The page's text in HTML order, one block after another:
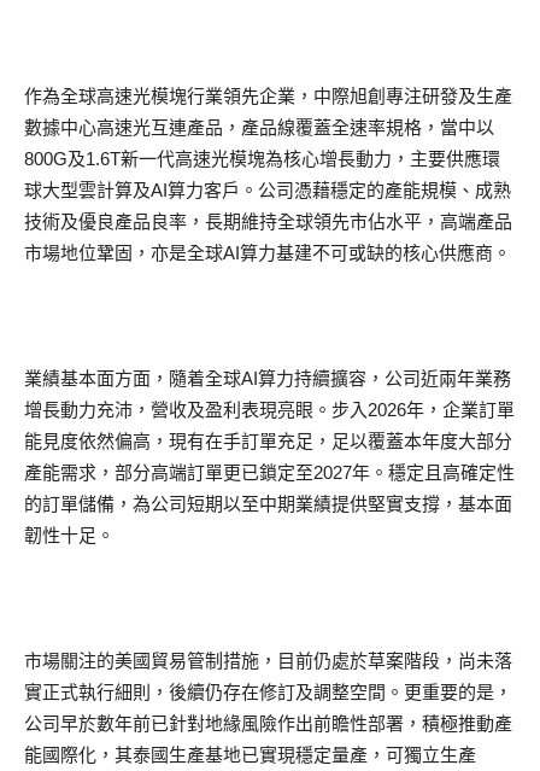
作為全球高速光模塊行業領先企業，中際旭創專注研發及生產
數據中心高速光互連產品，產品線覆蓋全速率規格，當中以
800G及1.6T新一代高速光模塊為核心增長動力，主要供應環
球大型雲計算及AI算力客戶。公司憑藉穩定的產能規模、成熟
技術及優良產品良率，長期維持全球領先市佔水平，高端產品
市場地位鞏固，亦是全球AI算力基建不可或缺的核心供應商。
業績基本面方面，隨着全球AI算力持續擴容，公司近兩年業務
增長動力充沛，營收及盈利表現亮眼。步入2026年，企業訂單
能見度依然偏高，現有在手訂單充足，足以覆蓋本年度大部分
產能需求，部分高端訂單更已鎖定至2027年。穩定且高確定性
的訂單儲備，為公司短期以至中期業績提供堅實支撐，基本面
韌性十足。
市場關注的美國貿易管制措施，目前仍處於草案階段，尚未落
實正式執行細則，後續仍存在修訂及調整空間。更重要的是，
公司早於數年前已針對地緣風險作出前瞻性部署，積極推動產
能國際化，其泰國生產基地已實現穩定量產，可獨立生產